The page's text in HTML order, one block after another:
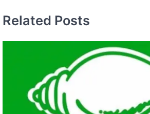
Related Posts